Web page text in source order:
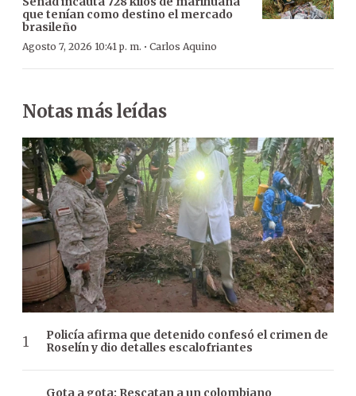
que tenían como destino el mercado
brasileño
Agosto 7, 2026 10:41 p. m. · Carlos Aquino
Notas más leídas
Policía afirma que detenido confesó el crimen de
Roselín y dio detalles escalofriantes
Gota a gota: Rescatan a un colombiano